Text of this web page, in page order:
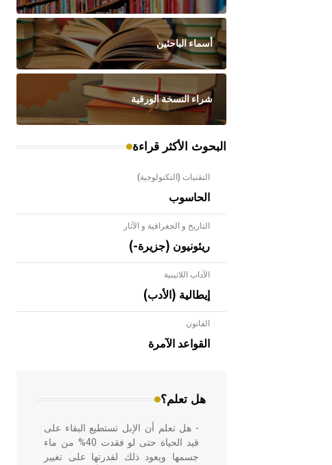
أسماء الباحثين
شراء النسخة الورقية
البحوث الأكثر قراءة
التقنيات (التكنولوجية)
الحاسوب
التاريخ و الجغرافية و الآثار
ريئونيون (جزيرة-)
الآداب اللاتينية
إيطالية (الأدب)
القانون
القواعد الآمرة
هل تعلم؟
- هل تعلم أن الأبلق نوع من الفنون
الهندسية التي ارتبطت بالعمارة الإسلامية
في بلاد الشام ومصر خاصة، حيث يحرص
- هل تعلم أن الإبل تستطيع البقاء على
قيد الحياة حتى لو فقدت 40% من ماء
جسمها ويعود ذلك لقدرتها على تغيير